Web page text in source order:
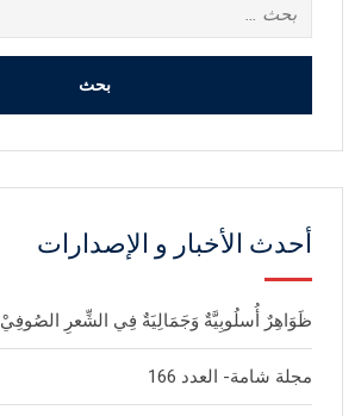
عن:
أحدث الأخبار و الإصدارات
ظَوَاهِرٌ أُسلُوبِيَّةٌ وَجَمَالِيَةٌ فِي الشِّعرِ الصُوفِيْ
مجلة شامة- العدد 166